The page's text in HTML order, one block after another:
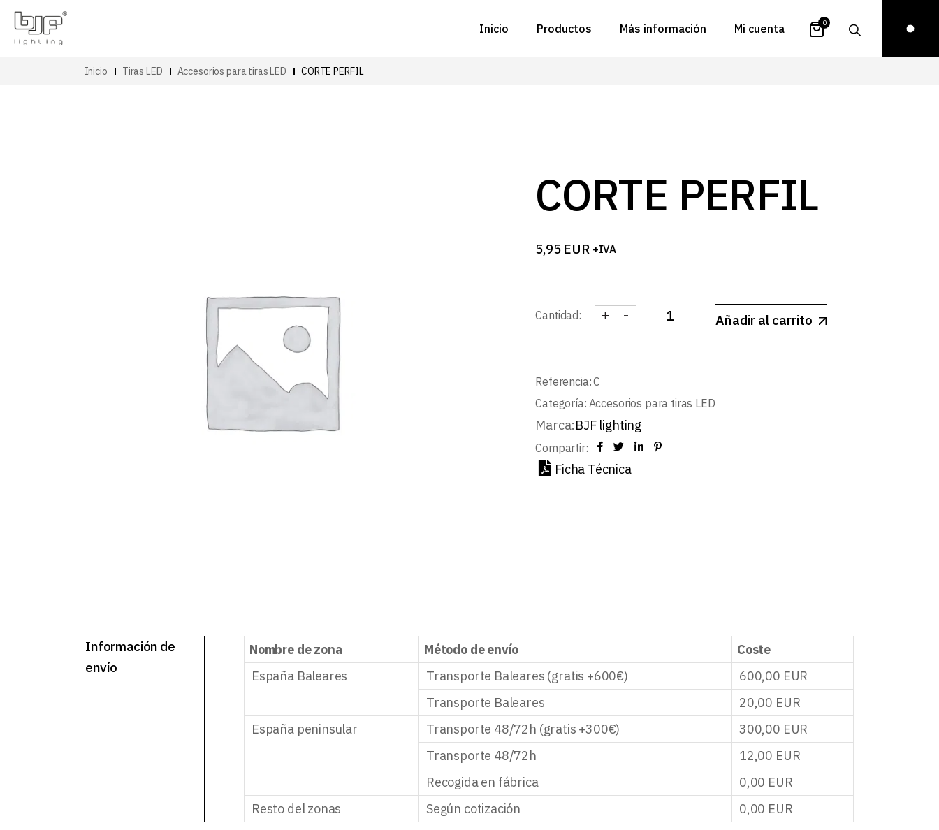
Inicio Productos Más información
FAQs
Proyectos
Mi cuenta
contraseña
0
Inicio Tiras LED Accesorios para tiras LED CORTE PERFIL
CORTE PERFIL
5,95 EUR +IVA
Cantidad: CORTE PERFIL cantidad
-
+ Añadir al carrito
Referencia:C
Categoría: Accesorios para tiras LED
Marca:BJF lighting
Compartir:
Ficha Técnica
Información de
envío
Nombre de zona Método de envío
Coste
España Baleares
Transporte Baleares (gratis +600€) 600,00 EUR
Transporte Baleares
20,00 EUR
España peninsular
Transporte 48/72h (gratis +300€) 300,00 EUR
Transporte 48/72h
12,00 EUR
Recogida en fábrica
0,00 EUR
Resto del zonas
Según cotización 0,00 EUR